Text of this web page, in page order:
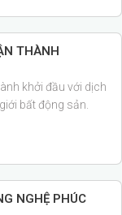
THÀNH
khởi đầu với dịch
bất động sản.
NGHỆ PHÚC